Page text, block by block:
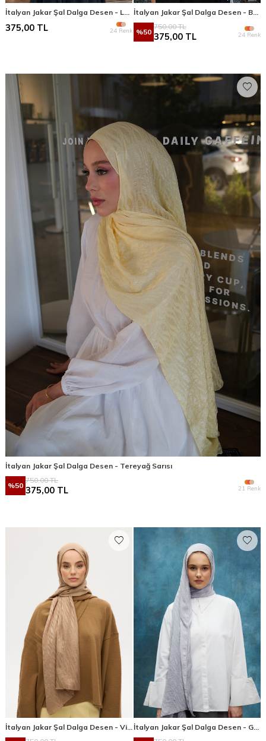
375,00 TL 24 Renk %50
750,00TL
375,00 TL 24 Renk
İtalyan Jakar Şal Dalga Desen - Tereyağ Sarısı
%50
750,00TL
375,00 TL 21 Renk